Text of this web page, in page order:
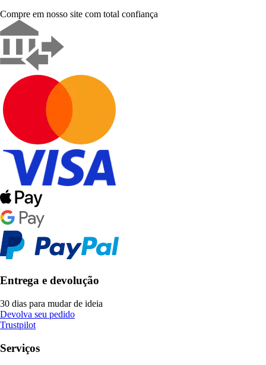
Compre em nosso site com total confiança
Entrega e devolução
30 dias para mudar de ideia
Devolva seu pedido
Trustpilot
Serviços